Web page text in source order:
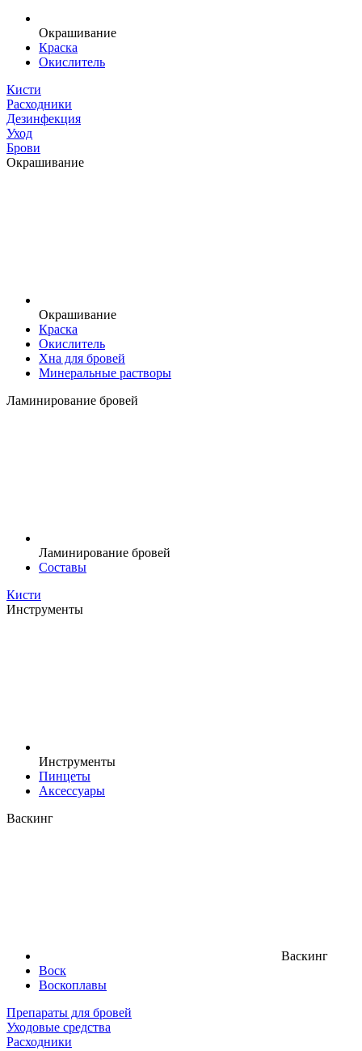
Окрашивание
Краска
Окислитель
Кисти
Расходники
Дезинфекция
Уход
Брови
Окрашивание
Окрашивание
Краска
Окислитель
Хна для бровей
Минеральные растворы
Ламинирование бровей
Ламинирование бровей
Составы
Кисти
Инструменты
Инструменты
Пинцеты
Аксессуары
Васкинг
Васкинг
Воск
Воскоплавы
Препараты для бровей
Уходовые средства
Расходники